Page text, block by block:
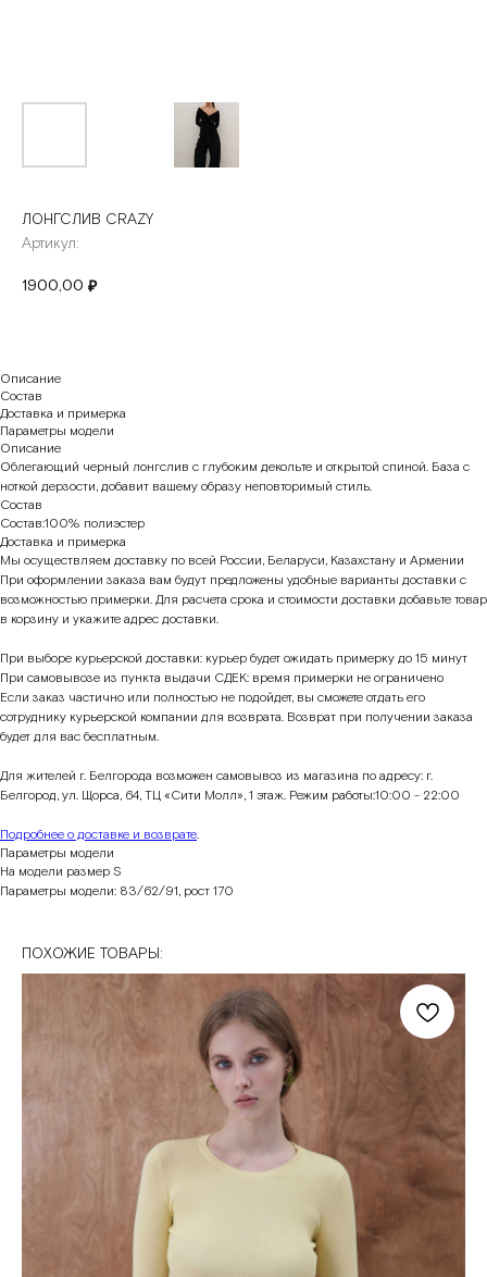
ЛОНГСЛИВ CRAZY
Артикул:
1900,00 ₽
Описание
Состав
Доставка и примерка
Параметры модели
Описание
Облегающий черный лонгслив с глубоким декольте и открытой спиной. База с
ноткой дерзости, добавит вашему образу неповторимый стиль.
Состав
Состав:100% полиэстер
Доставка и примерка
Мы осуществляем доставку по всей России, Беларуси, Казахстану и Армении
При оформлении заказа вам будут предложены удобные варианты доставки с
возможностью примерки. Для расчета срока и стоимости доставки добавьте товар
в корзину и укажите адрес доставки.
При выборе курьерской доставки: курьер будет ожидать примерку до 15 минут
При самовывозе из пункта выдачи СДЕК: время примерки не ограничено
Если заказ частично или полностью не подойдет, вы сможете отдать его
сотруднику курьерской компании для возврата. Возврат при получении заказа
будет для вас бесплатным.
Для жителей г. Белгорода возможен самовывоз из магазина по адресу: г.
Белгород, ул. Щорса, 64, ТЦ «Сити Молл», 1 этаж. Режим работы:10:00 - 22:00
Подробнее о доставке и возврате.
Параметры модели
На модели размер S
Параметры модели: 83/62/91, рост 170
ПОХОЖИЕ ТОВАРЫ: